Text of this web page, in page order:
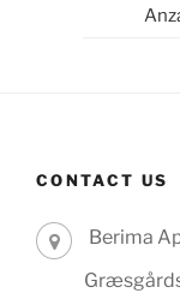
CONTACT US
Berima